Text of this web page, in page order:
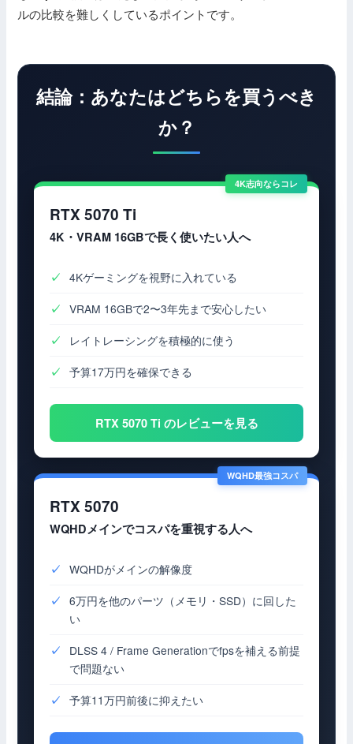
ルの比較を難しくしているポイントです。
結論：あなたはどちらを買うべき
か？
RTX 5070 Ti
4K・VRAM 16GBで長く使いたい人へ
4Kゲーミングを視野に入れている
VRAM 16GBで2〜3年先まで安心したい
レイトレーシングを積極的に使う
予算17万円を確保できる
RTX 5070 Ti のレビューを見る
RTX 5070
WQHDメインでコスパを重視する人へ
WQHDがメインの解像度
6万円を他のパーツ（メモリ・SSD）に回した
い
DLSS 4 / Frame Generationでfpsを補える前提
で問題ない
予算11万円前後に抑えたい